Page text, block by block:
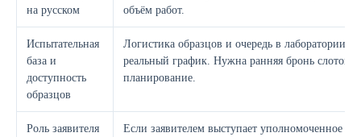
на русском
объём работ.
Испытательная
база и
доступность
образцов
Логистика образцов и очередь в лаборатории
реальный график. Нужна ранняя бронь слотов и
планирование.
Роль заявителя
Если заявителем выступает уполномоченное